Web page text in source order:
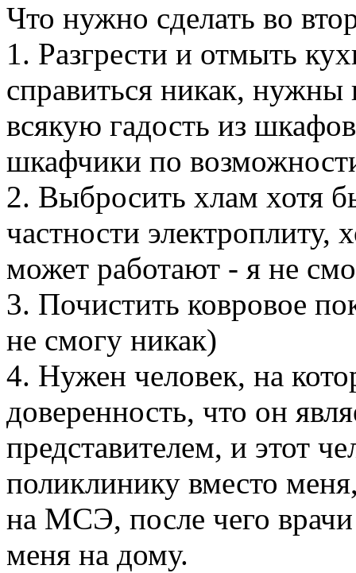
Что нужно сделать во
1. Разгрести и отмыть
справиться никак,
всякую гадость из
шкафчики по
2. Выбросить хлам хотя
частности электроплиту,
может работают - я не
3. Почистить ковровое
не смогу никак)
4. Нужен человек, на
доверенность, что он
представителем, и этот
поликлинику вместо
на МСЭ, после чего врачи
меня на дому.